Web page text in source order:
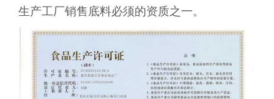
生产工厂销售底料必须的资质之一。